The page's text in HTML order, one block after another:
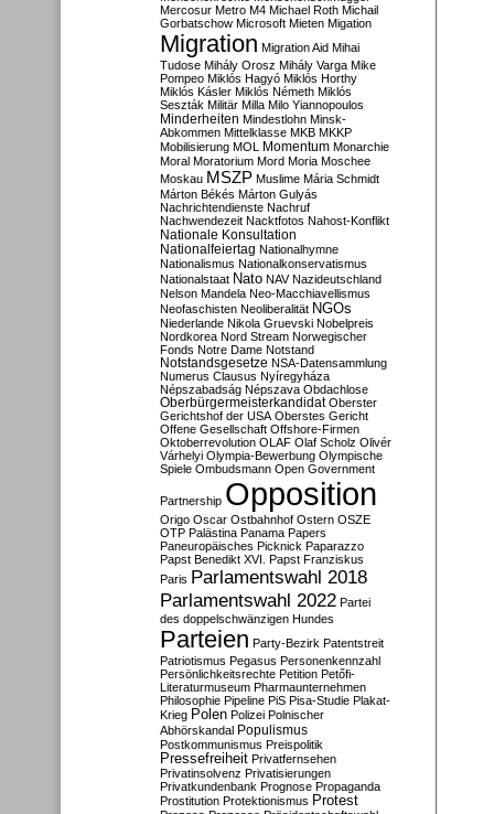
Mercosur Metro M4 Michael Roth Michail
Gorbatschow Microsoft Mieten Migation
Migration Migration Aid Mihai
Tudose Mihály Orosz Mihály Varga Mike
Pompeo Miklós Hagyó Miklós Horthy
Miklós Kásler Miklós Németh Miklós
Seszták Militär Milla Milo Yiannopoulos
Minderheiten Mindestlohn Minsk-
Abkommen Mittelklasse MKB MKKP
Mobilisierung MOL Momentum Monarchie
Moral Moratorium Mord Moria Moschee
Moskau MSZP Muslime Mária Schmidt
Márton Békés Márton Gulyás
Nachrichtendienste Nachruf
Nachwendezeit Nacktfotos Nahost-Konflikt
Nationale Konsultation
Nationalfeiertag Nationalhymne
Nationalismus Nationalkonservatismus
Nationalstaat Nato NAV Nazideutschland
Nelson Mandela Neo-Macchiavellismus
Neofaschisten Neoliberalität NGOs
Niederlande Nikola Gruevski Nobelpreis
Nordkorea Nord Stream Norwegischer
Fonds Notre Dame Notstand
Notstandsgesetze NSA-Datensammlung
Numerus Clausus Nyíregyháza
Népszabadság Népszava Obdachlose
Oberbürgermeisterkandidat Oberster
Gerichtshof der USA Oberstes Gericht
Offene Gesellschaft Offshore-Firmen
Oktoberrevolution OLAF Olaf Scholz Olivér
Várhelyi Olympia-Bewerbung Olympische
Spiele Ombudsmann Open Government
Partnership Opposition
Origo Oscar Ostbahnhof Ostern OSZE
OTP Palästina Panama Papers
Paneuropäisches Picknick Paparazzo
Papst Benedikt XVI. Papst Franziskus
Paris Parlamentswahl 2018
Parlamentswahl 2022 Partei
des doppelschwänzigen Hundes
Parteien Party-Bezirk Patentstreit
Patriotismus Pegasus Personenkennzahl
Persönlichkeitsrechte Petition Petőfi-
Literaturmuseum Pharmaunternehmen
Philosophie Pipeline PiS Pisa-Studie Plakat-
Krieg Polen Polizei Polnischer
Abhörskandal Populismus
Postkommunismus Preispolitik
Pressefreiheit Privatfernsehen
Privatinsolvenz Privatisierungen
Privatkundenbank Prognose Propaganda
Prostitution Protektionismus Protest